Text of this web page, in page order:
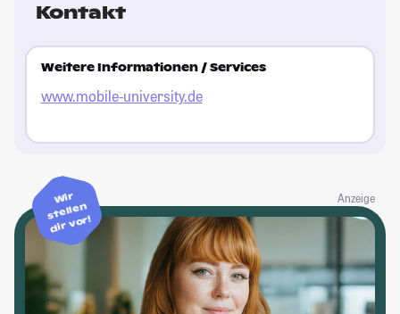
Kontakt
Weitere Informationen / Services
www.mobile-university.de
Anzeige
Wir
stellen
dir vor!